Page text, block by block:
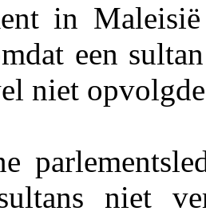
in
een
niet
niet